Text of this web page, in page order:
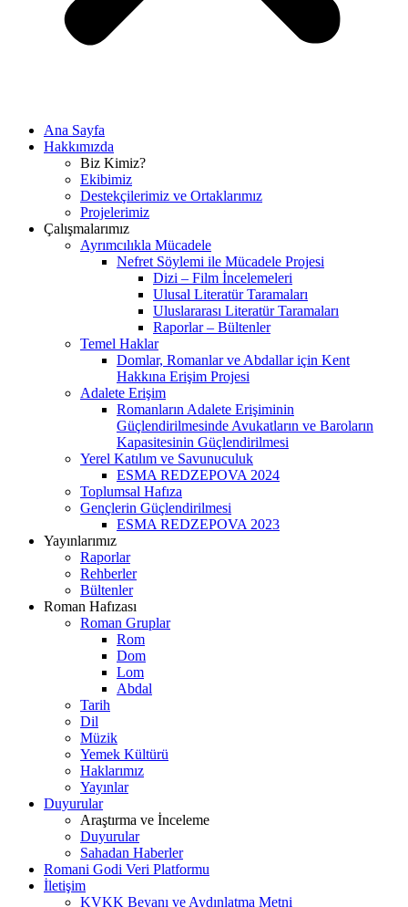
Ana Sayfa
Hakkımızda
Biz Kimiz?
Ekibimiz
Destekçilerimiz ve Ortaklarımız
Projelerimiz
Çalışmalarımız
Ayrımcılıkla Mücadele
Nefret Söylemi ile Mücadele Projesi
Dizi – Film İncelemeleri
Ulusal Literatür Taramaları
Uluslararası Literatür Taramaları
Raporlar – Bültenler
Temel Haklar
Domlar, Romanlar ve Abdallar için Kent
Hakkına Erişim Projesi
Adalete Erişim
Romanların Adalete Erişiminin
Güçlendirilmesinde Avukatların ve Baroların
Kapasitesinin Güçlendirilmesi
Yerel Katılım ve Savunuculuk
ESMA REDZEPOVA 2024
Toplumsal Hafıza
Gençlerin Güçlendirilmesi
ESMA REDZEPOVA 2023​
Yayınlarımız
Raporlar
Rehberler
Bültenler
Roman Hafızası
Roman Gruplar
Rom
Dom
Lom
Abdal
Tarih
Dil
Müzik
Yemek Kültürü
Haklarımız
Yayınlar
Duyurular
Araştırma ve İnceleme
Duyurular
Sahadan Haberler
Romani Godi Veri Platformu
İletişim
KVKK Beyanı ve Aydınlatma Metni